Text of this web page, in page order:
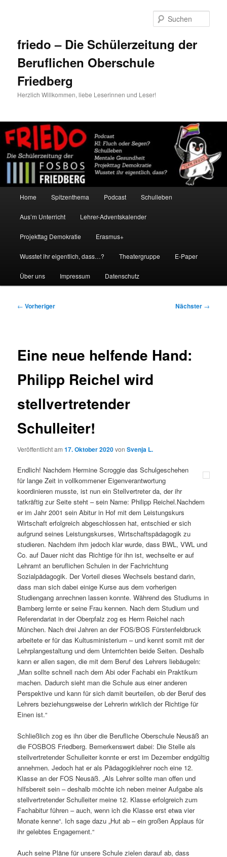
friedo – Die Schülerzeitung der
Beruflichen Oberschule
Friedberg
Herzlich Willkommen, liebe Leserinnen und Leser!
Home Spitzenthema Podcast Schulleben
Aus’m Unterricht Lehrer-Adventskalender
Projekttag Demokratie Erasmus+
Wusstet ihr eigentlich, dass…? Theatergruppe E-Paper
Über uns Impressum Datenschutz
Beitragsnavigation
← Vorheriger Nächster →
Eine neue helfende Hand:
Philipp Reichel wird
stellvertretender
Schulleiter!
Veröffentlicht am17. Oktober 2020vonSvenja L.
Endlich! Nachdem Hermine Scroggie das Schulgeschehen
für lange Zeit in vollkommener Eigenverantwortung
koordinieren musste, ist nun ein Stellvertreter da, der ihr
tatkräftig zur Seite steht – sein Name: Philipp Reichel.Nachdem
er im Jahr 2001 sein Abitur in Hof mit dem Leistungskurs
Wirtschaft erfolgreich abgeschlossen hat, entschied er sich
aufgrund seines Leistungskurses, Wirtschaftspädagogik zu
studieren. Nachdem ihm jedoch klar wurde, dass BWL, VWL und
Co. auf Dauer nicht das Richtige für ihn ist, wechselte er auf
Lehramt an beruflichen Schulen in der Fachrichtung
Sozialpädagogik. Der Vorteil dieses Wechsels bestand darin,
dass man sich dabei einige Kurse aus dem vorherigen
Studiengang anrechnen lassen konnte. Während des Studiums in
Bamberg lernte er seine Frau kennen. Nach dem Studium und
Referendariat in der Oberpfalz zog es Herrn Reichel nach
München. Nach drei Jahren an der FOS/BOS Fürstenfeldbruck
arbeitete er für das Kultusministerium – und kennt somit mit der
Lehrplangestaltung und dem Unterrichten beide Seiten. Deshalb
kann er allen sagen, die mit dem Beruf des Lehrers liebäugeln:
„Man sollte schnell nach dem Abi oder Fachabi ein Praktikum
machen. Dadurch sieht man die Schule aus einer anderen
Perspektive und kann für sich damit beurteilen, ob der Beruf des
Lehrers beziehungsweise der Lehrerin wirklich der Richtige für
Einen ist.“
Schließlich zog es ihn über die Berufliche Oberschule Neusäß an
die FOSBOS Friedberg. Bemerkenswert dabei: Die Stelle als
stellvertretender Schulleiter konnte er erst im Dezember endgültig
annehmen. Jedoch hat er als Pädagogiklehrer noch eine 12.
Klasse an der FOS Neusäß. „Als Lehrer sollte man offen und
hilfsbereit sein – deshalb möchte ich neben meiner Aufgabe als
stellvertretender Schulleiter meine 12. Klasse erfolgreich zum
Fachabitur führen – auch, wenn ich die Klasse erst etwa vier
Monate kenne“. Ich sage dazu „Hut ab – ein großen Applaus für
ihr gelebtes Engagement.“
Auch seine Pläne für unsere Schule zielen darauf ab, dass